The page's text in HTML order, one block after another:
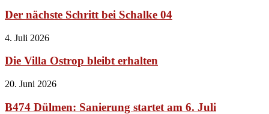
Der nächste Schritt bei Schalke 04
4. Juli 2026
Die Villa Ostrop bleibt erhalten
20. Juni 2026
B474 Dülmen: Sanierung startet am 6. Juli